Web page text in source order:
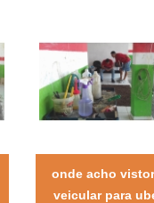
onde acho
veicular para